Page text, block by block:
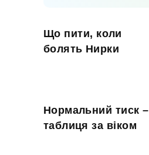
Що пити, коли
болять Нирки
Нормальний тиск –
таблиця за віком